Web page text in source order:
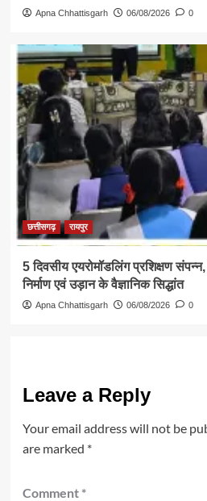
Apna Chhattisgarh 06/08/2026 0
छत्तीसगढ़ रायपुर
5 दिवसीय एयरोमॉडलिंग प्रशिक्षण संपन्न,
निर्माण एवं उड़ान के वैज्ञानिक सिद्धांत
Apna Chhattisgarh 06/08/2026 0
Leave a Reply
Your email address will not be
are marked *
Comment *